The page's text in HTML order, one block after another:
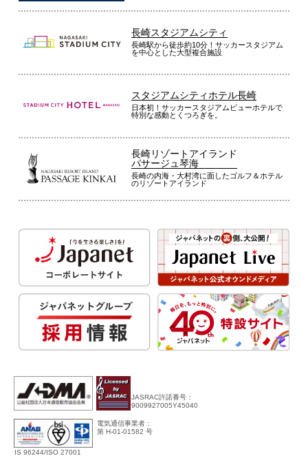
長崎スタジアムシティ
長崎駅から徒歩約10分！サッカースタジアム
を中心とした大型複合施設
スタジアムシティホテル長崎
日本初！サッカースタジアムビューホテルで
特別な感動とくつろぎを。
長崎リゾートアイランド
パサージュ琴海
長崎の内海・大村湾に面したゴルフ＆ホテル
のリゾートアイランド
JASRAC許諾番号：
9009927005Y45040
IS 96244/ISO 27001
電気通信事業者：
第 H-01-01582 号